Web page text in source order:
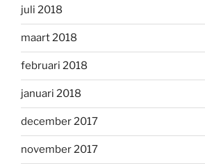
juli 2018
maart 2018
februari 2018
januari 2018
december 2017
november 2017